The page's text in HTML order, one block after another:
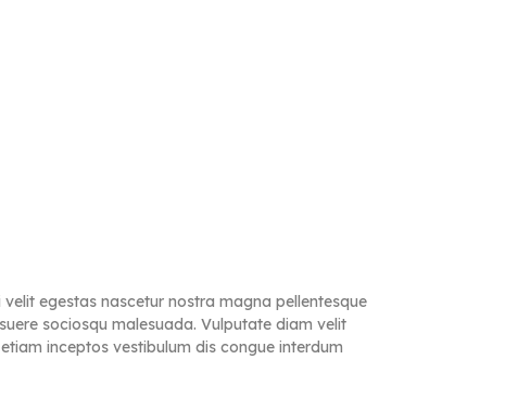
egestas nascetur nostra magna pellentesque
sociosqu malesuada. Vulputate diam velit
inceptos vestibulum dis congue interdum